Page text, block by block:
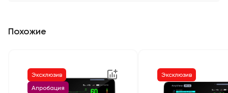
Похожие
Эксклюзив
Апробация
Эксклюзив